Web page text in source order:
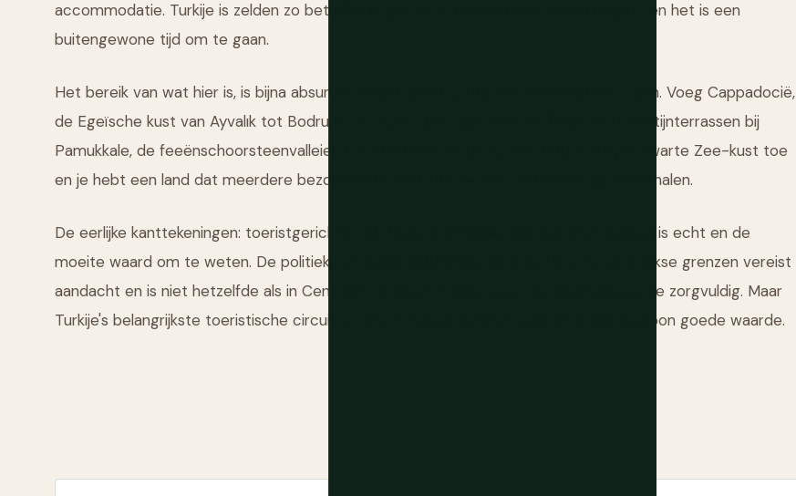
accommodatie. Turkije is zelden zo betaalbaar geweest voor internationale reizigers en het is een
buitengewone tijd om te gaan.
Het bereik van wat hier is, is bijna absurd. Istanbul alleen al zou een week kunnen vullen. Voeg Cappadocië,
de Egeïsche kust van Ayvalık tot Bodrum, de oude ruïnes bij Efeze en Troje, de travertijnterrassen bij
Pamukkale, de feeënschoorsteenvalleien rond Göreme en de wilde noordoostelijke Zwarte Zee-kust toe
en je hebt een land dat meerdere bezoeken beloont zonder zich ooit helemaal te herhalen.
De eerlijke kanttekeningen: toeristgerichte oplichterij in Istanbuls Sultanahmet-gebied is echt en de
moeite waard om te weten. De politieke en veiligheidsituatie nabij de Syrische en Iraakse grenzen vereist
aandacht en is niet hetzelfde als in Centraal- of West-Turkije. Lees de veiligheidssectie zorgvuldig. Maar
Turkije's belangrijkste toeristische circuit is oprecht goed gerund, veilig en buitengewoon goede waarde.